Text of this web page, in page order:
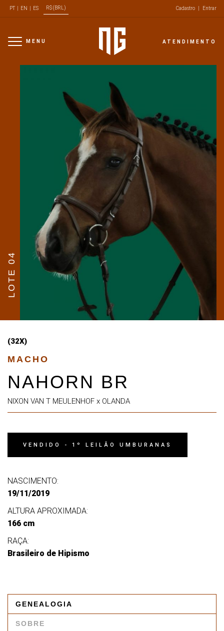
PT| EN ES R$ (BRL) Cadastro Entrar
ATENDIMENTO
MENU
LOTE 04
(32X)
MACHO
NAHORN BR
NIXON VAN T MEULENHOF x OLANDA
VENDIDO - 1º LEILÃO UMBURANAS
NASCIMENTO:
19/11/2019
ALTURA APROXIMADA:
166 cm
RAÇA:
Brasileiro de Hipismo
GENEALOGIA
SOBRE